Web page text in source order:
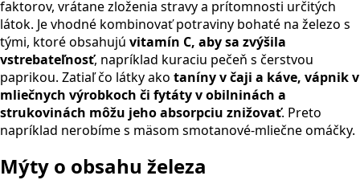
faktorov, vrátane zloženia stravy a prítomnosti určitých
látok. Je vhodné kombinovať potraviny bohaté na železo s
tými, ktoré obsahujú vitamín C, aby sa zvýšila
vstrebateľnosť, napríklad kuraciu pečeň s čerstvou
paprikou. Zatiaľ čo látky ako taníny v čaji a káve, vápnik v
mliečnych výrobkoch či fytáty v obilninách a
strukovinách môžu jeho absorpciu znižovať. Preto
napríklad nerobíme s mäsom smotanové-mliečne omáčky.
Mýty o obsahu železa